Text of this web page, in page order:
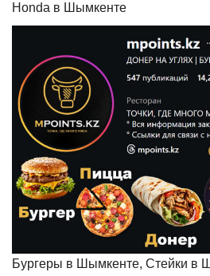
Honda в Шымкенте
Бургеры в Шымкенте, Стейки в